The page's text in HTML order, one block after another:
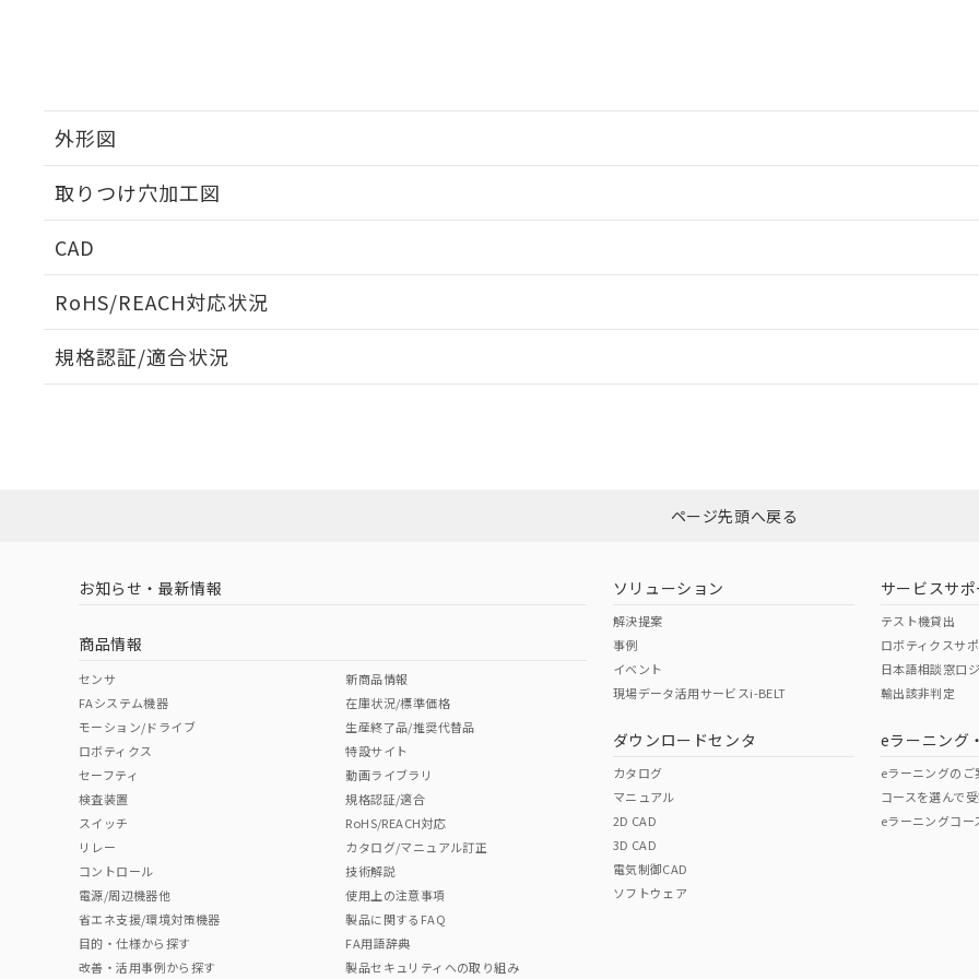
外形図
取りつけ穴加工図
CAD
RoHS/REACH対応状況
EU RoHS 注意事項・凡例
ダウンロードはこちら
中国 RoHS 注意事項・凡例
中国 RoHS表
Pb Hg Cr(VI)
"対応済み"や非含有の記載がされた商品であっても、流通在庫等で未対応品が混在する可能性があります。
非含有品が必要な際は、弊社営業部門もしくは販売店へお問い合わせください。
規格認証/適合状況
ページ先頭へ戻る
お知らせ・最新情報
商品情報
センサ
FAシステム機器
モーション/ドライブ
ロボティクス
セーフティ
検査装置
スイッチ
リレー
コントロール
電源/周辺機器他
省エネ支援/環境対策機器
目的・仕様から探す
改善・活用事例から探す
新商品情報
在庫状況/標準価格
生産終了品/推奨代替品
特設サイト
動画ライブラリ
規格認証/適合
RoHS/REACH対応
カタログ/マニュアル訂正
技術解説
使用上の注意事項
製品に関するFAQ
FA用語辞典
製品セキュリティへの取り組み
ソリューション
解決提案
事例
イベント
現場データ活用サービスi-BELT
ダウンロードセンタ
カタログ
マニュアル
2D CAD
3D CAD
電気制御CAD
ソフトウェア
サービスサポ
テスト機貸出
ロボティクスサ
日本語相談窓口
輸出該非判定
eラーニング
eラーニングのご
コースを選んで
eラーニングコー